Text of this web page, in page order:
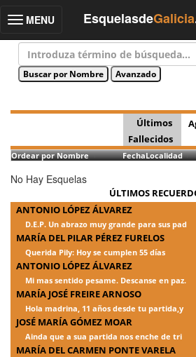
Toggle
MENU EsquelasdeGalicia
Últimos
Fallecidos
Ordear por Nombre FechaLocalidad
No Hay Esquelas
ÚLTIMOS
ANTONIO LÓPEZ ÁLVAREZ
D.E.P. Un abrazo muy grande para sus pad
MARÍA DEL PILAR PÉREZ FURELOS
Querida Pily: Hoy se cumplen 55 días
ANTONIO LÓPEZ ÁLVAREZ
Mi mas sentido pesame. Descanse en paz.
MARÍA JOSÉ FREIRE ARNOSO
Hola madrina, 11 años desde tu partida,y
JOSÉ MARÍA GÓMEZ MOAR
Ainda que a sua partida nos enche de tri
MARÍA DEL CARMEN PONTE VARELA